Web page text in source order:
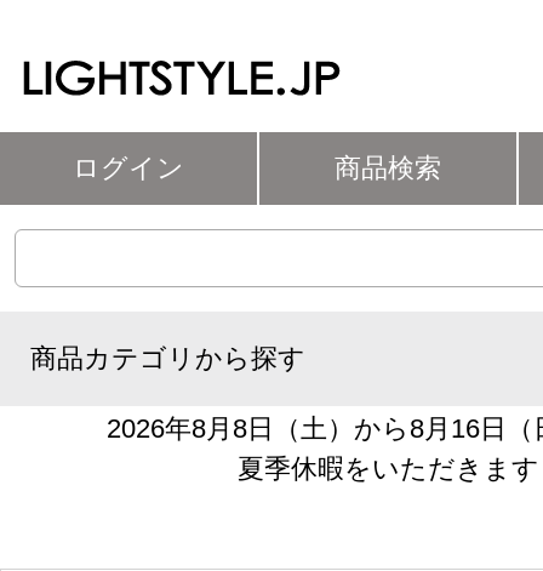
ログイン 商品検索
商品カテゴリから探す
2026年8月8日（土）から8月16日
夏季休暇をいただきます